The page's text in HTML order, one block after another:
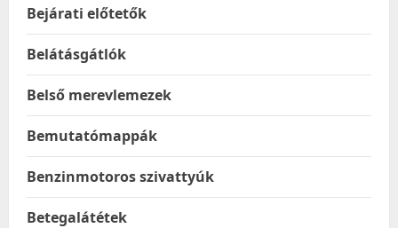
Bejárati előtetők
Belátásgátlók
Belső merevlemezek
Bemutatómappák
Benzinmotoros szivattyúk
Betegalátétek